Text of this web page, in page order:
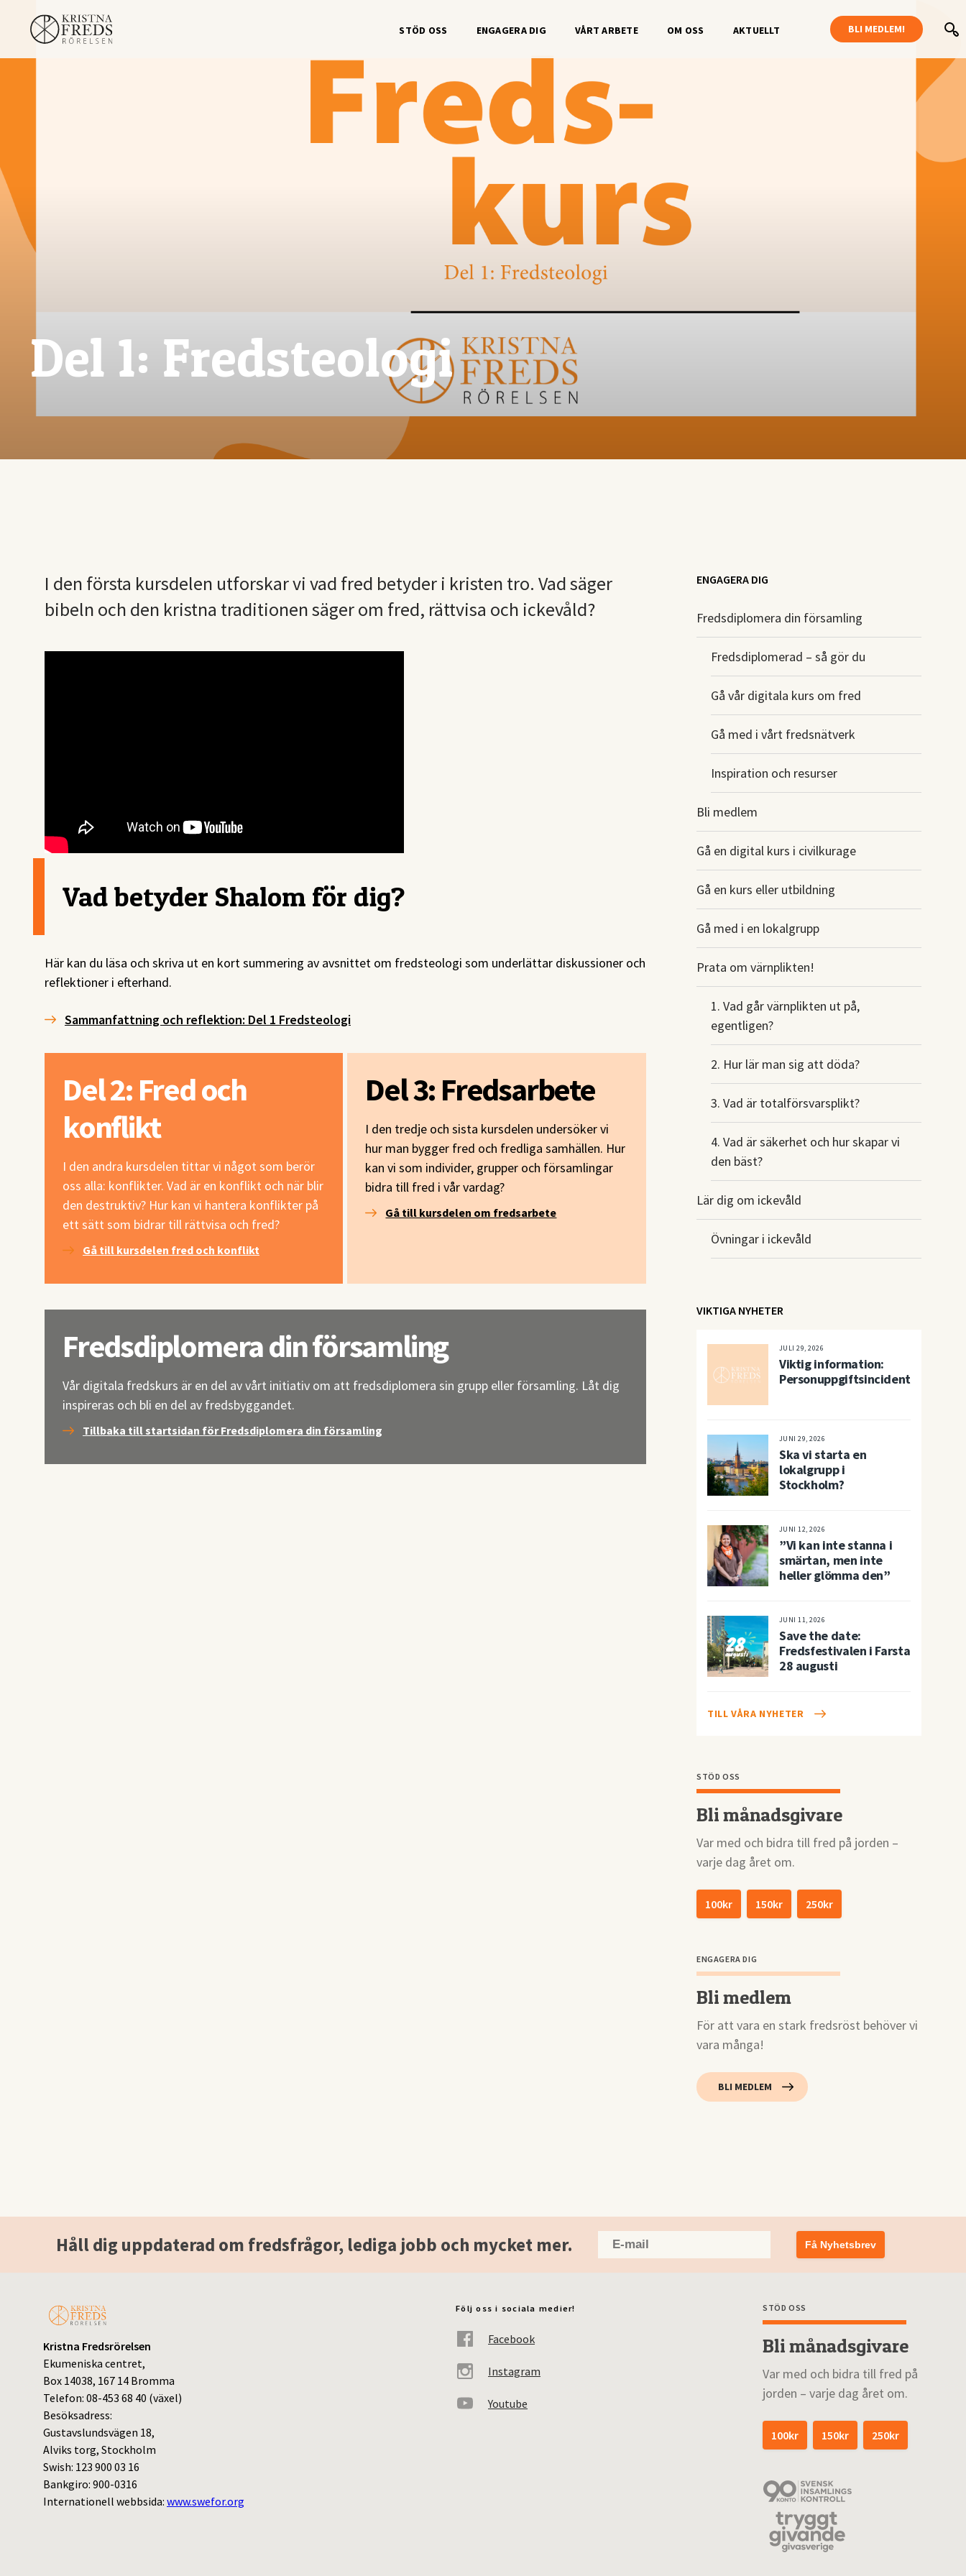
STÖD OSS ENGAGERA DIG VÅRT ARBETE OM OSS AKTUELLT BLI MEDLEM!
Del 1: Fredsteologi
I den första kursdelen utforskar vi vad fred betyder i kristen tro. Vad säger
bibeln och den kristna traditionen säger om fred, rättvisa och ickevåld?
Vad betyder Shalom för dig?
Här kan du läsa och skriva ut en kort summering av avsnittet om fredsteologi som underlättar diskussioner och
reflektioner i efterhand.
Sammanfattning och reflektion: Del 1 Fredsteologi
Del 2: Fred och
konflikt
I den andra kursdelen tittar vi något som berör
oss alla: konflikter. Vad är en konflikt och när blir
den destruktiv? Hur kan vi hantera konflikter på
ett sätt som bidrar till rättvisa och fred?
Gå till kursdelen fred och konflikt
Del 3: Fredsarbete
I den tredje och sista kursdelen undersöker vi
hur man bygger fred och fredliga samhällen. Hur
kan vi som individer, grupper och församlingar
bidra till fred i vår vardag?
Gå till kursdelen om fredsarbete
Fredsdiplomera din församling
Vår digitala fredskurs är en del av vårt initiativ om att fredsdiplomera sin grupp eller församling. Låt dig
inspireras och bli en del av fredsbyggandet.
Tillbaka till startsidan för Fredsdiplomera din församling
ENGAGERA DIG
Fredsdiplomera din församling
Fredsdiplomerad – så gör du
Gå vår digitala kurs om fred
Gå med i vårt fredsnätverk
Inspiration och resurser
Bli medlem
Gå en digital kurs i civilkurage
Gå en kurs eller utbildning
Gå med i en lokalgrupp
Prata om värnplikten!
1. Vad går värnplikten ut på,
egentligen?
2. Hur lär man sig att döda?
3. Vad är totalförsvarsplikt?
4. Vad är säkerhet och hur skapar vi
den bäst?
Lär dig om ickevåld
Övningar i ickevåld
VIKTIGA NYHETER
JULI 29, 2026
Viktig information:
Personuppgiftsincident
JUNI 29, 2026
Ska vi starta en
lokalgrupp i
Stockholm?
JUNI 12, 2026
”Vi kan inte stanna i
smärtan, men inte
heller glömma den”
JUNI 11, 2026
Save the date:
Fredsfestivalen i Farsta
28 augusti
TILL VÅRA NYHETER
STÖD OSS
Bli månadsgivare
Var med och bidra till fred på jorden –
varje dag året om.
100kr 150kr 250kr
ENGAGERA DIG
Bli medlem
För att vara en stark fredsröst behöver vi
vara många!
BLI MEDLEM
Håll dig uppdaterad om fredsfrågor, lediga jobb och mycket mer. Få Nyhetsbrev
Kristna Fredsrörelsen
Ekumeniska centret,
Box 14038, 167 14 Bromma
Telefon: 08-453 68 40 (växel)
Besöksadress:
Gustavslundsvägen 18,
Alviks torg, Stockholm
Swish: 123 900 03 16
Bankgiro: 900-0316
Internationell webbsida: www.swefor.org
Följ oss i sociala medier!
Facebook
Instagram
Youtube
STÖD OSS
Bli månadsgivare
Var med och bidra till fred på
jorden – varje dag året om.
100kr 150kr 250kr